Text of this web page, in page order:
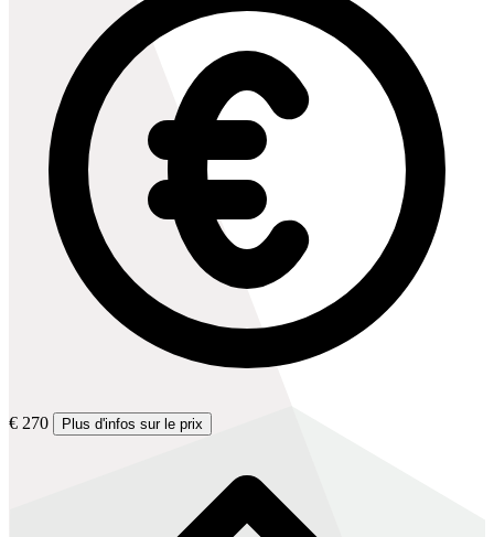
€ 270 Plus d'infos sur le prix